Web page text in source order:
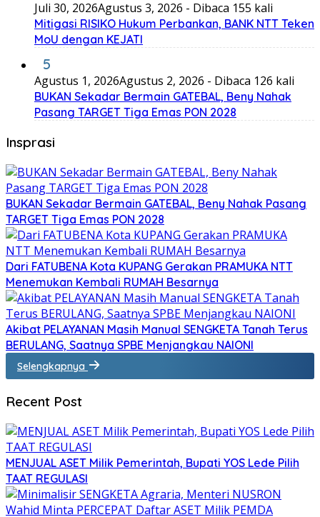
Juli 30, 2026Agustus 3, 2026 - Dibaca 155 kali
Mitigasi RISIKO Hukum Perbankan, BANK NTT Teken
MoU dengan KEJATI
5
Agustus 1, 2026Agustus 2, 2026 - Dibaca 126 kali
BUKAN Sekadar Bermain GATEBAL, Beny Nahak
Pasang TARGET Tiga Emas PON 2028
Insprasi
BUKAN Sekadar Bermain GATEBAL, Beny Nahak Pasang
TARGET Tiga Emas PON 2028
Dari FATUBENA Kota KUPANG Gerakan PRAMUKA NTT
Menemukan Kembali RUMAH Besarnya
Akibat PELAYANAN Masih Manual SENGKETA Tanah Terus
BERULANG, Saatnya SPBE Menjangkau NAIONI
Selengkapnya
Recent Post
MENJUAL ASET Milik Pemerintah, Bupati YOS Lede Pilih
TAAT REGULASI